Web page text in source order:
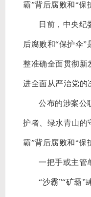
霸”背后腐败和“
日前，中央纪
后腐败和“保护伞
整准确全面贯彻新
进全面从严治党的
公布的涉案公
护者、绿水青山的
霸”背后腐败和“
一把手或主管
“沙霸”“矿霸”